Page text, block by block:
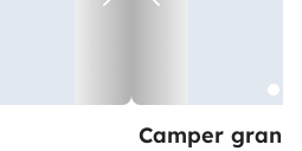
Camper gran